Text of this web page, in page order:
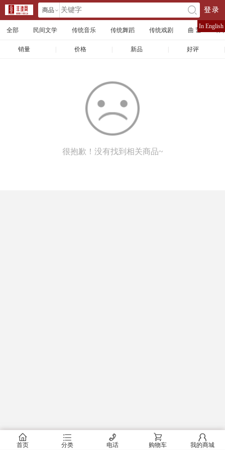
商品 󰄘 登录
全部 民间文学 传统音乐 传统舞蹈 传统戏剧 曲 艺 体
销量 价格 新品 好评
很抱歉！没有找到相关商品~
In English
󰂠
首页
󰂦
分类
󰄫
电话
󰂟
购物车
󰂢
我的商城